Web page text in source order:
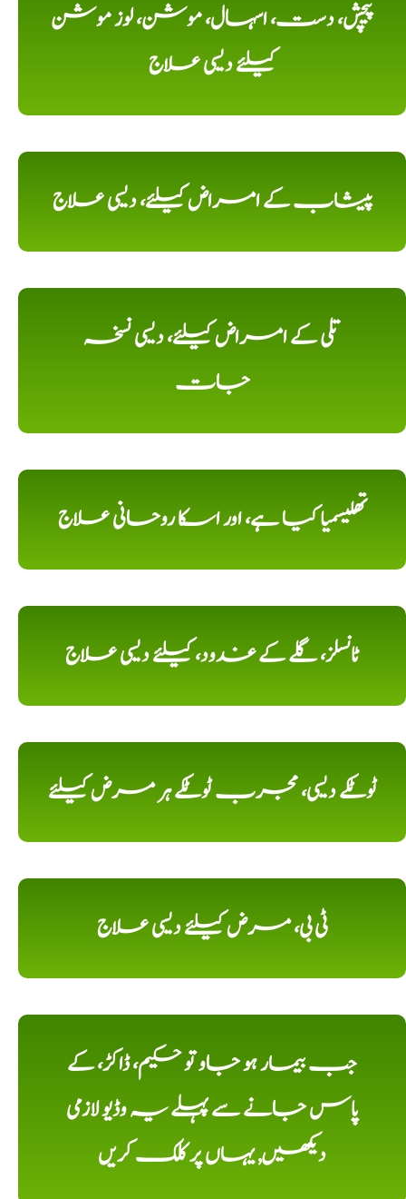
پیچش، دست، اسہال، موشن، لوز موشن
کیلئے دیسی علاج
پیشاب کے امراض کیلئے، دیسی علاج
تلی کے امراض کیلئے، دیسی نسخہ
جات
تھلیسمیا کیا ہے، اور اسکا روحانی علاج
ٹانسلز، گلے کے غدود، کیلئے دیسی علاج
ٹوٹکے دیسی، مجرب ٹوٹکے ہر مرض کیلئے
ٹی بی، مرض کیلئے دیسی علاج
جب بیمار ہو جاو تو حکیم، ڈاکڑ، کے
پاس جانے سے پہلے یہ وڈیو لازمی
دیکھیں, یہاں پر کلک کریں